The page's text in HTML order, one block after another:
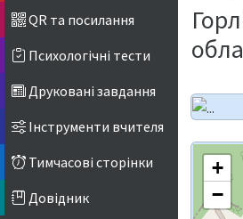
QR та посилання
Психологічні тести
Друковані завдання
Інструменти вчителя
Тимчасові сторінки
Довідник
+
−